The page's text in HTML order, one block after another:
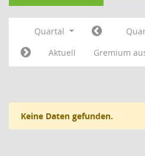
Quartal
Aktuell
Gremium
Keine Daten gefunden.